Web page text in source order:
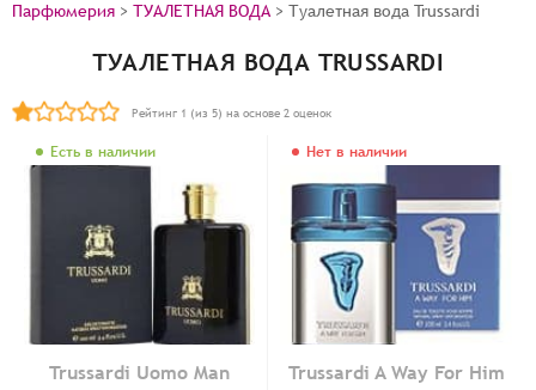
Парфюмерия > ТУАЛЕТНАЯ ВОДА > Туалетная вода Trussardi
ТУАЛЕТНАЯ ВОДА TRUSSARDI
Рейтинг 1 (из 5) на основе 2 оценок
Есть в наличии
Trussardi Uomo Man
Нет в наличии
Trussardi A Way For Him